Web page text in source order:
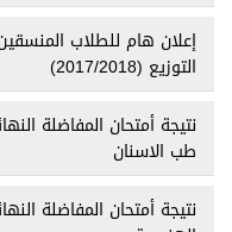
إعلان هام للطلاب
التوزيع (2017/2018)
نتيجة أمتحان المفاضلة
طب الاسنان
نتيجة أمتحان المفاضلة